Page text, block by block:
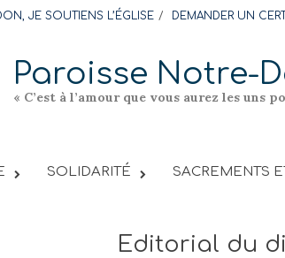
JE SOUTIENS L’ÉGLISE DEMANDER UN
Paroisse Notre-
« C’est à l’amour que vous aurez les
SOLIDARITÉ SACREMENTS
Editorial du